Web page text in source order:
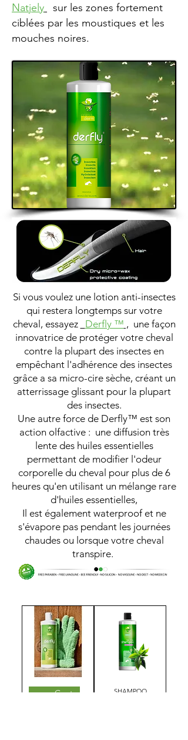
Natjely
sur les zones fortement
ciblées par les moustiques et les
mouches noires.
Si vous voulez une lotion anti-insectes
qui restera longtemps sur votre
cheval, essayez
Derfly ™ , une façon
innovatrice de protéger votre cheval
contre la plupart des insectes en
empêchant l'adhérence des insectes
grâce a sa micro-cire sèche, créant un
atterrissage glissant pour la plupart
des insectes.
Une autre force de Derfly™ est son
action olfactive : une diffusion très
lente des huiles essentielles
permettant de modifier l'odeur
corporelle du cheval pour plus de 6
heures qu'en utilisant un mélange rare
d'huiles essentielles,
Il est également waterproof et ne
s'évapore pas pendant les journées
chaudes ou lorsque votre cheval
transpire.
avec Gant
SHAMPOO